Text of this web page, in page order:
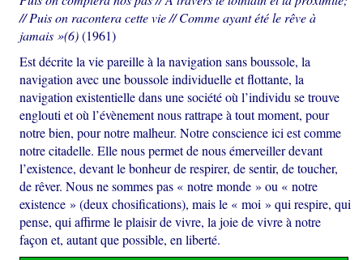
// Puis on racontera cette vie // Comme ayant été le rêve à
jamais »(6)(1961)
Est décrite la vie pareille à la navigation sans boussole, la
navigation avec une boussole individuelle et flottante, la
navigation existentielle dans une société où l’individu se trouve
englouti et où l’évènement nous rattrape à tout moment, pour
notre bien, pour notre malheur. Notre conscience ici est comme
notre citadelle. Elle nous permet de nous émerveiller devant
l’existence, devant le bonheur de respirer, de sentir, de toucher,
de rêver. Nous ne sommes pas « notre monde » ou « notre
existence » (deux chosifications), mais le « moi » qui respire, qui
pense, qui affirme le plaisir de vivre, la joie de vivre à notre
façon et, autant que possible, en liberté.